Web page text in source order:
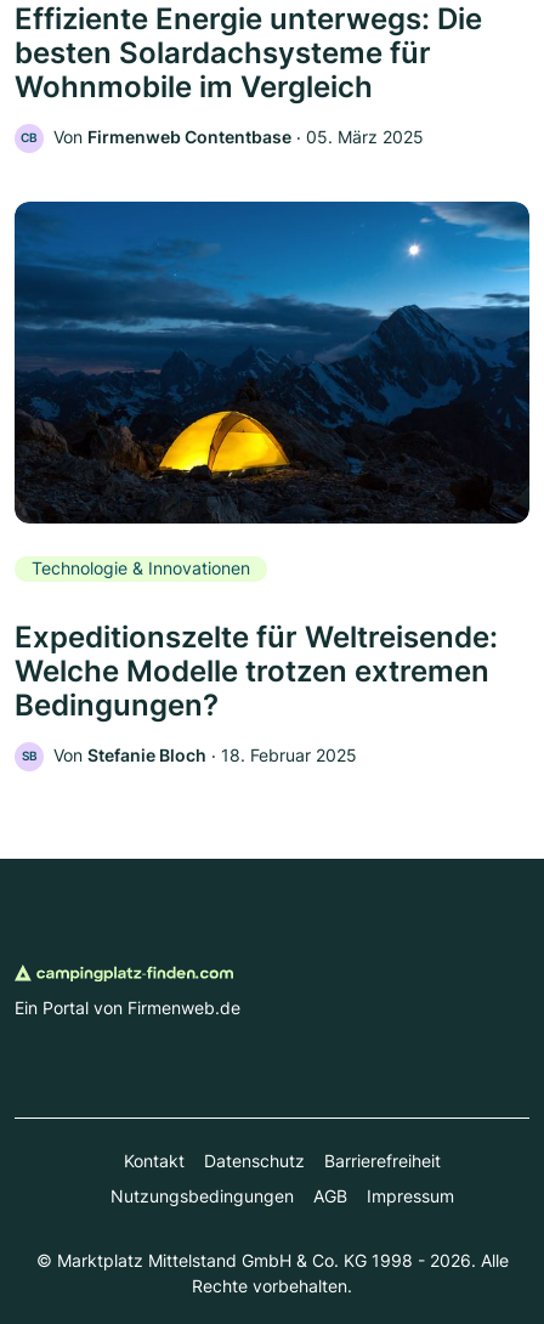
Effiziente Energie unterwegs: Die
besten Solardachsysteme für
Wohnmobile im Vergleich
CB Von Firmenweb Contentbase ‧ 05. März 2025
Technologie & Innovationen
Expeditionszelte für Weltreisende:
Welche Modelle trotzen extremen
Bedingungen?
SB Von Stefanie Bloch ‧ 18. Februar 2025
Ein Portal von Firmenweb.de
Kontakt Datenschutz
Barrierefreiheit
Nutzungsbedingungen
AGB Impressum
© Marktplatz Mittelstand GmbH & Co. KG 1998 - 2026. Alle
Rechte vorbehalten.